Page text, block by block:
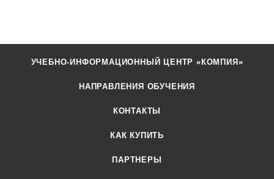
УЧЕБНО-ИНФОРМАЦИОННЫЙ ЦЕНТР «КОМПИЯ»
НАПРАВЛЕНИЯ ОБУЧЕНИЯ
КОНТАКТЫ
КАК КУПИТЬ
ПАРТНЕРЫ